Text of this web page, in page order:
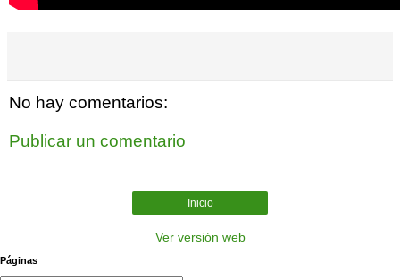
No hay comentarios:
Publicar un comentario
Inicio
Ver versión web
Páginas